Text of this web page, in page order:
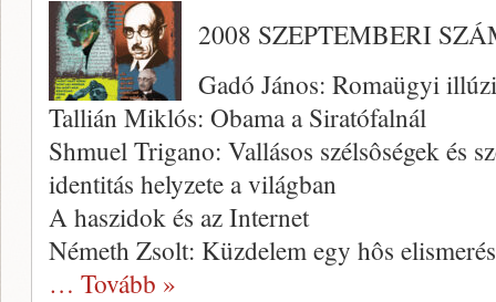
2008 SZEPTEMBERI
Gadó János: Romaügyi
Tallián Miklós: Obama a Siratófalnál
Shmuel Trigano: Vallásos szélsôségek és
identitás helyzete a világban
A haszidok és az Internet
Németh Zsolt: Küzdelem egy hôs
… Tovább »